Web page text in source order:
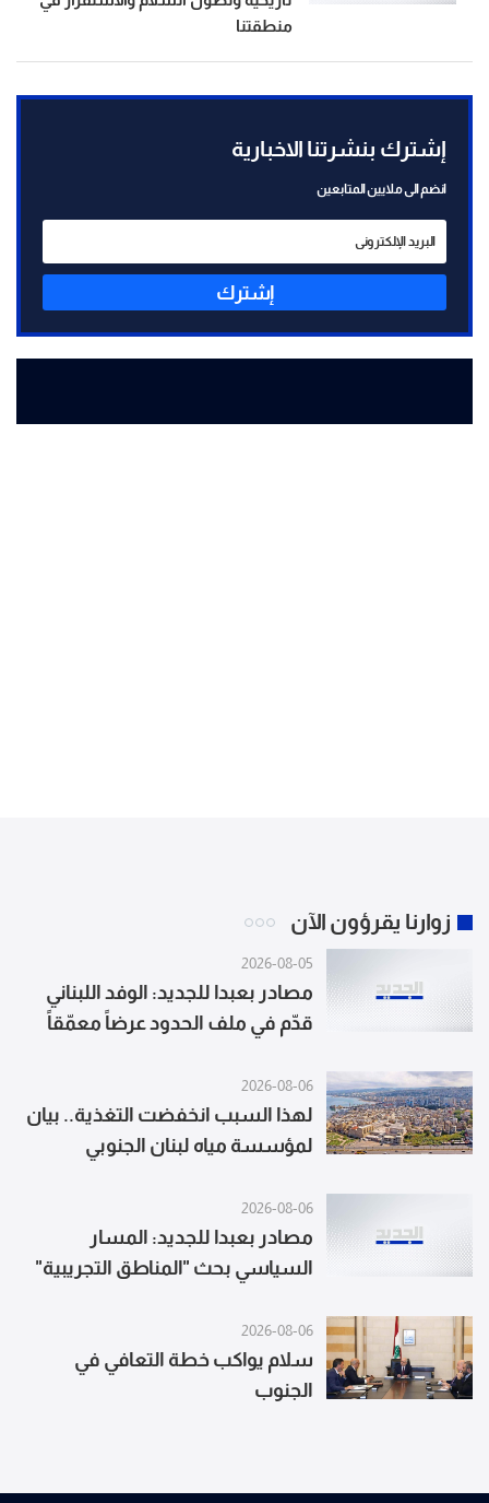
منطقتنا
إشترك بنشرتنا الاخبارية
انضم الى ملايين المتابعين
إشترك
زوارنا يقرؤون الآن
2026-08-05
مصادر بعبدا للجديد: الوفد اللبناني
قدّم في ملف الحدود عرضاً معمّقاً
الخط الأزرق والواقع الحالي ونال
إشادة أميركية باعتباره عرضاً محكماً
2026-08-06
لهذا السبب انخفضت التغذية.. بيان
لمؤسسة مياه لبنان الجنوبي
2026-08-06
مصادر بعبدا للجديد: المسار
السياسي بحث "المناطق التجريبية"
إطلاق النار والالتزام له
2026-08-06
سلام يواكب خطة التعافي في
الجنوب